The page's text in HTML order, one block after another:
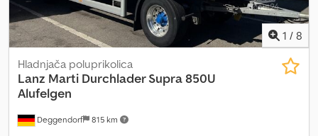
1 / 8
Deggendorf 815 km
Hladnjača poluprikolica
Lanz Marti Durchlader Supra 850U
Alufelgen